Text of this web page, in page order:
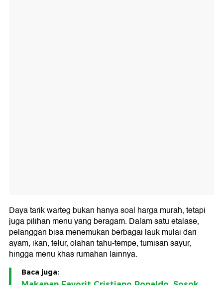
Daya tarik warteg bukan hanya soal harga murah, tetapi
juga pilihan menu yang beragam. Dalam satu etalase,
pelanggan bisa menemukan berbagai lauk mulai dari
ayam, ikan, telur, olahan tahu-tempe, tumisan sayur,
hingga menu khas rumahan lainnya.
Baca juga: